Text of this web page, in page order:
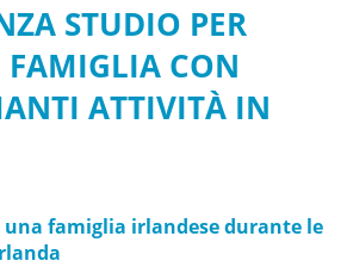
STUDIO PER
FAMIGLIA CON
ATTIVITÀ IN
famiglia irlandese durante le